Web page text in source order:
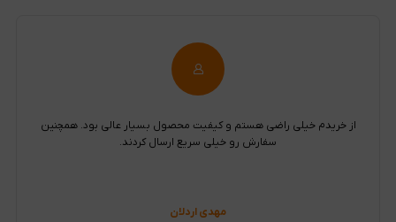
از خریدم خیلی راضی هستم و کیفیت محصول بسیار عالی بود. همچنین
سفارش رو خیلی سریع ارسال کردند.
مهدی اردلان